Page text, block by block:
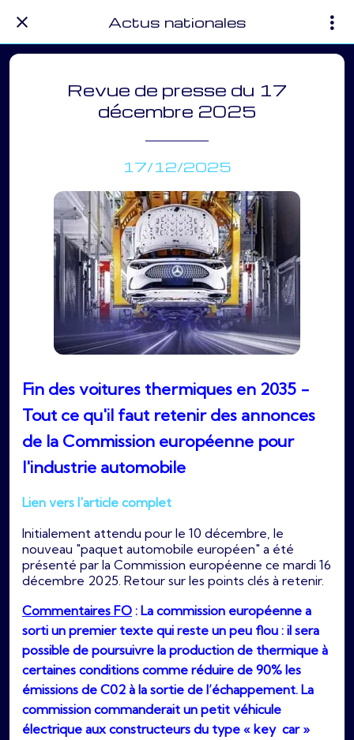
Actus nationales
Revue de presse du 17
décembre 2025
17/12/2025
Fin des voitures thermiques en 2035 -
Tout ce qu'il faut retenir des annonces
de la Commission européenne pour
l'industrie automobile
Lien vers l'article complet
Initialement attendu pour le 10 décembre, le
nouveau "paquet automobile européen" a été
présenté par la Commission européenne ce mardi 16
décembre 2025. Retour sur les points clés à retenir.
Commentaires FO : La commission européenne a
sorti un premier texte qui reste un peu flou : il sera
possible de poursuivre la production de thermique à
certaines conditions comme réduire de 90% les
émissions de C02 à la sortie de l’échappement. La
commission commanderait un petit véhicule
électrique aux constructeurs du type « key car »